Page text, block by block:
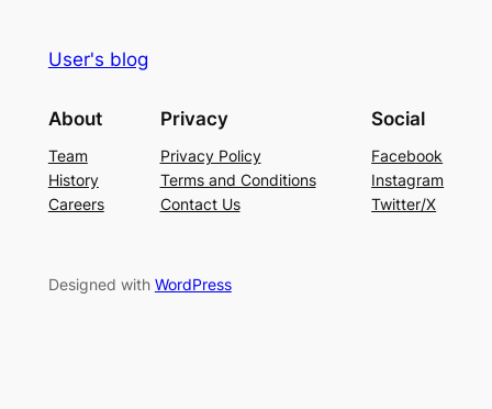
User's blog
About
Team
History
Careers
Privacy
Privacy Policy
Terms and Conditions
Contact Us
Social
Facebook
Instagram
Twitter/X
Designed with WordPress